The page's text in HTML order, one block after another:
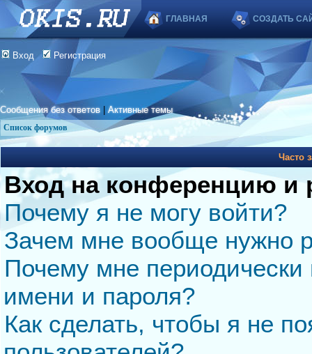
ГЛАВНАЯ СОЗДАТЬ
Вход Регистрация
Сообщения без ответов |Активные темы
Список форумов
Часто
Вход на конференцию и
Почему я не могу войти?
Зачем мне вообще нужно
Почему мне периодически
имени и пароля?
Как сделать, чтобы я не